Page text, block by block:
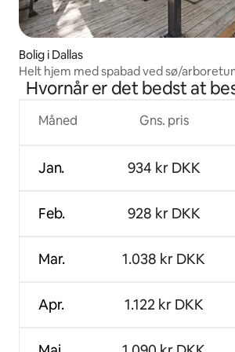
Bolig i Dallas
Helt hjem med spabad ved sø/
Hvornår er det bedst at
Måned
Jan.
Feb.
Mar.
Apr.
Gns. pris
934 kr DKK
928 kr DKK
1.038 kr DKK
1.122 kr DKK